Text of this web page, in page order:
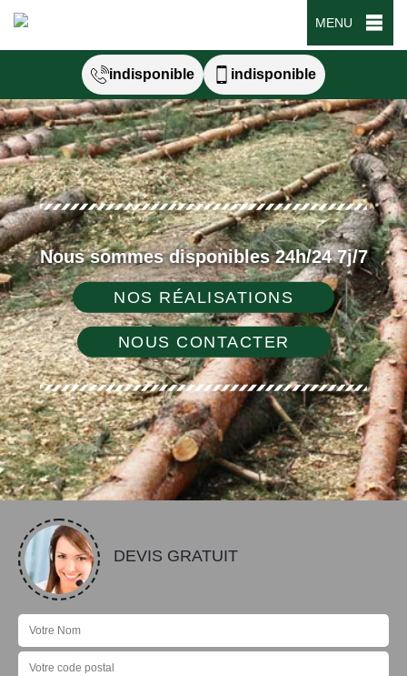
MENU
indisponible indisponible
Nous sommes disponibles 24h/24 7j/7
NOS RÉALISATIONS
NOUS CONTACTER
DEVIS GRATUIT